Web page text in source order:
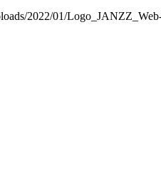
2022/01/